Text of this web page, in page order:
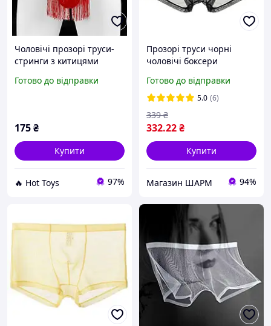
Чоловічі прозорі труси-
стринги з китицями
інтриги та спокусливої
Готово до відправки
175₴
Купити
🔥 Hot Toys 97%
Прозорі труси чорні
чоловічі боксери
Готово до відправки
5.0 (6)
332.22₴
339 ₴
Купити
Магазин ШАРМ 94%